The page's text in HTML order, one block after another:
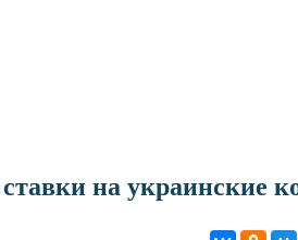
на украинские